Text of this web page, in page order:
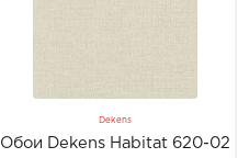
Dekens
Обои Dekens Habitat 620-02